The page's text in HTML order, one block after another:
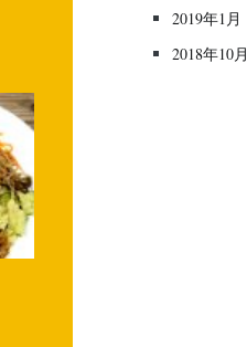
2019年1月
2018年10月